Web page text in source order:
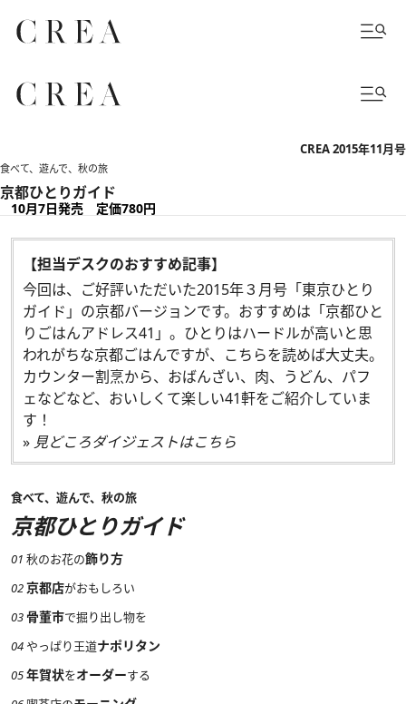
CREA 2015年11月号
食べて、遊んで、秋の旅
京都ひとりガイド
10月7日発売 定価780円
【担当デスクのおすすめ記事】
今回は、ご好評いただいた2015年３月号「東京ひとり
ガイド」の京都バージョンです。おすすめは「京都ひと
りごはんアドレス41」。ひとりはハードルが高いと思
われがちな京都ごはんですが、こちらを読めば大丈夫。
カウンター割烹から、おばんざい、肉、うどん、パフ
ェなどなど、おいしくて楽しい41軒をご紹介していま
す！
» 見どころダイジェストはこちら
食べて、遊んで、秋の旅
京都ひとりガイド
01 秋のお花の飾り方
02京都店がおもしろい
03 骨董市で掘り出し物を
04 やっぱり王道ナポリタン
05年賀状をオーダーする